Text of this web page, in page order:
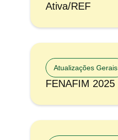
Ativa/REF
Atualizações Gerais
FENAFIM 2025